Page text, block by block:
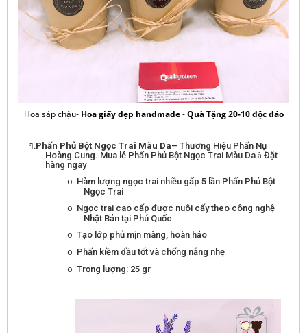
Hoa sáp chậu- Hoa giấy đẹp handmade-Quà Tặng 20-10 độc đáo
· Phấn Phủ Bột Ngọc Trai Màu Da– Thương Hiệu Phấn Nụ
Hoàng Cung. Mua lẻ Phấn Phủ Bột Ngọc Trai Màu Da à Đặt
hàng ngay
o Hàm lượng ngọc trai nhiều gấp 5 lần Phấn Phủ Bột
Ngọc Trai
o Ngọc trai cao cấp được nuôi cấy theo công nghệ
Nhật Bản tại Phú Quốc
o Tạo lớp phủ mịn màng, hoàn hảo
o Phấn kiềm dầu tốt và chống nắng nhẹ
o Trọng lượng: 25 gr